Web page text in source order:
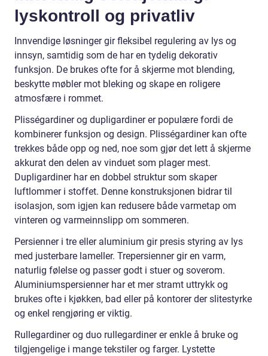
lyskontroll og privatliv
Innvendige løsninger gir fleksibel regulering av lys og
innsyn, samtidig som de har en tydelig dekorativ
funksjon. De brukes ofte for å skjerme mot blending,
beskytte møbler mot bleking og skape en roligere
atmosfære i rommet.
Plisségardiner og dupligardiner er populære fordi de
kombinerer funksjon og design. Plisségardiner kan ofte
trekkes både opp og ned, noe som gjør det lett å skjerme
akkurat den delen av vinduet som plager mest.
Dupligardiner har en dobbel struktur som skaper
luftlommer i stoffet. Denne konstruksjonen bidrar til
isolasjon, som igjen kan redusere både varmetap om
vinteren og varmeinnslipp om sommeren.
Persienner i tre eller aluminium gir presis styring av lys
med justerbare lameller. Trepersienner gir en varm,
naturlig følelse og passer godt i stuer og soverom.
Aluminiumspersienner har et mer stramt uttrykk og
brukes ofte i kjøkken, bad eller på kontorer der slitestyrke
og enkel rengjøring er viktig.
Rullegardiner og duo rullegardiner er enkle å bruke og
tilgjengelige i mange tekstiler og farger. Lystette